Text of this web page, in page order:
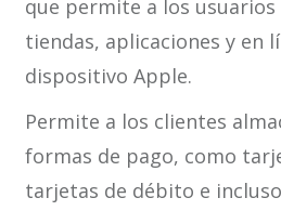
que permite a los
tiendas, aplicaciones y en
dispositivo Apple.
Permite a los clientes
formas de pago, como
tarjetas de débito e